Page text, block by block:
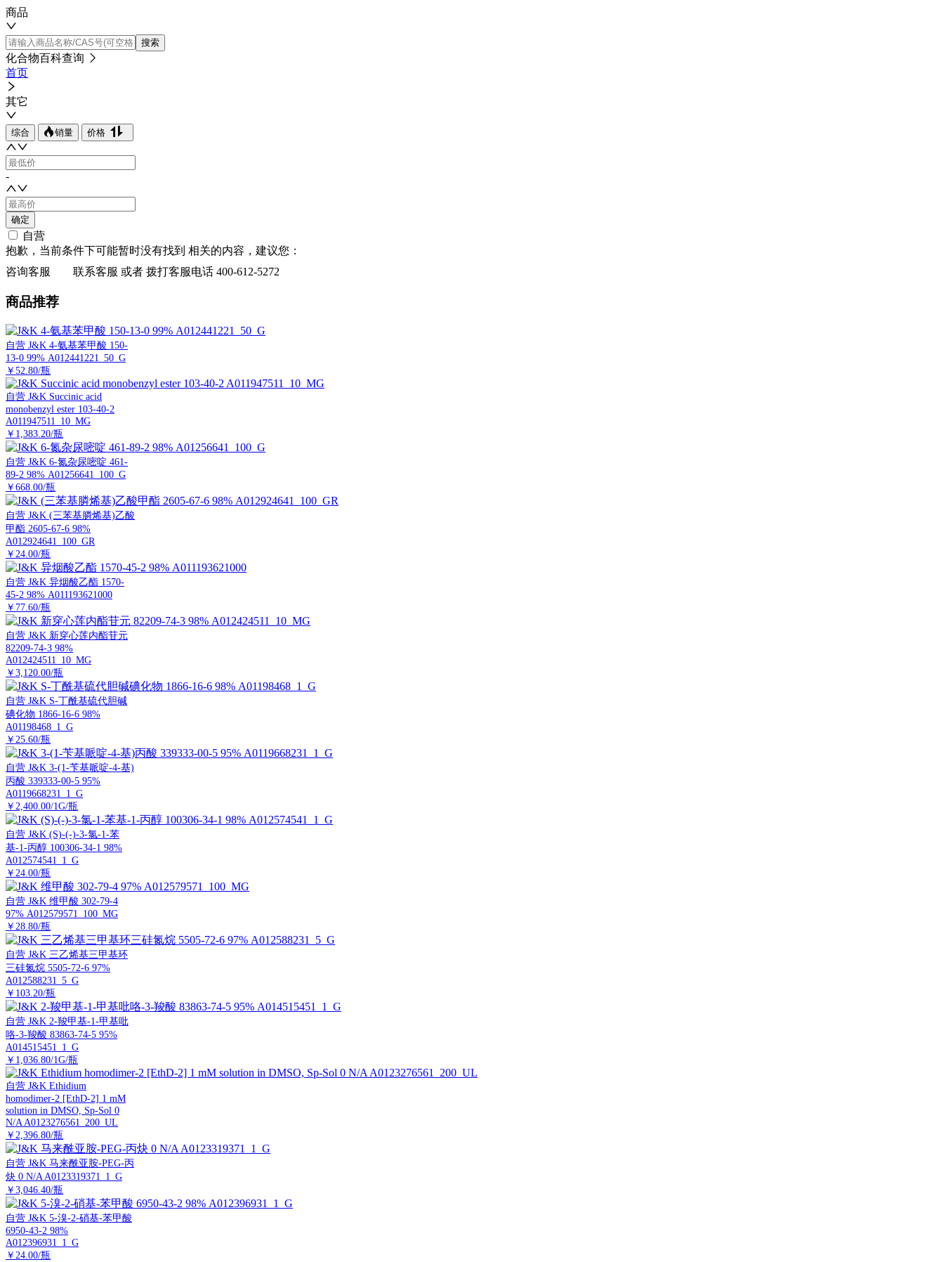
商品
搜索
化合物百科查询
首页
其它
综合 销量 价格
-
确定
自营
抱歉，当前条件下可能暂时没有找到 相关的内容，建议您：
咨询客服
联系客服 或者 拨打客服电话 400-612-5272
商品推荐
自营 J&K 4-氨基苯甲酸 150-
13-0 99% A012441221_50_G
￥52.80/瓶
自营 J&K Succinic acid
monobenzyl ester 103-40-2
A011947511_10_MG
￥1,383.20/瓶
自营 J&K 6-氮杂尿嘧啶 461-
89-2 98% A01256641_100_G
￥668.00/瓶
自营 J&K (三苯基膦烯基)乙酸
甲酯 2605-67-6 98%
A012924641_100_GR
￥24.00/瓶
自营 J&K 异烟酸乙酯 1570-
45-2 98% A011193621000
￥77.60/瓶
自营 J&K 新穿心莲内酯苷元
82209-74-3 98%
A012424511_10_MG
￥3,120.00/瓶
自营 J&K S-丁酰基硫代胆碱
碘化物 1866-16-6 98%
A01198468_1_G
￥25.60/瓶
自营 J&K 3-(1-苄基哌啶-4-基)
丙酸 339333-00-5 95%
A0119668231_1_G
￥2,400.00/1G/瓶
自营 J&K (S)-(-)-3-氯-1-苯
基-1-丙醇 100306-34-1 98%
A012574541_1_G
￥24.00/瓶
自营 J&K 维甲酸 302-79-4
97% A012579571_100_MG
￥28.80/瓶
自营 J&K 三乙烯基三甲基环
三硅氮烷 5505-72-6 97%
A012588231_5_G
￥103.20/瓶
自营 J&K 2-羧甲基-1-甲基吡
咯-3-羧酸 83863-74-5 95%
A014515451_1_G
￥1,036.80/1G/瓶
自营 J&K Ethidium
homodimer-2 [EthD-2] 1 mM
solution in DMSO, Sp-Sol 0
N/A A0123276561_200_UL
￥2,396.80/瓶
自营 J&K 马来酰亚胺-PEG-丙
炔 0 N/A A0123319371_1_G
￥3,046.40/瓶
自营 J&K 5-溴-2-硝基-苯甲酸
6950-43-2 98%
A012396931_1_G
￥24.00/瓶